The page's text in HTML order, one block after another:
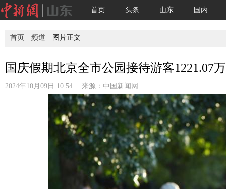
首页 头条 山东 国内
首页—频道—图片正文
国庆假期北京全市公园接待游客1221.07
2024年10月09日 10:54 来源： 中国新闻网